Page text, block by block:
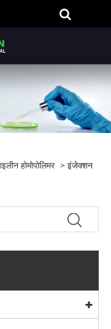
होमोपोलिमर > इंजेक्शन